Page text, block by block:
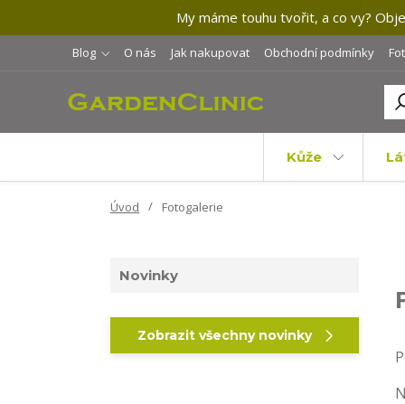
My máme touhu tvořit, a co vy?
Blog O nás Jak nakupovat Obchodní podmínky
Kůže
Úvod Fotogalerie
Novinky
Zobrazit všechny novinky